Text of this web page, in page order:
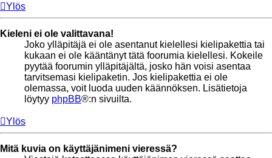
Ylös
Kieleni ei ole valittavana!
Joko ylläpitäjä ei ole asentanut kielellesi kielipakettia tai
kukaan ei ole kääntänyt tätä foorumia kielellesi. Kokeile
pyytää foorumin ylläpitäjältä, josko hän voisi asentaa
tarvitsemasi kielipaketin. Jos kielipakettia ei ole
olemassa, voit luoda uuden käännöksen. Lisätietoja
löytyy phpBB®:n sivuilta.
Ylös
Mitä kuvia on käyttäjänimeni vieressä?